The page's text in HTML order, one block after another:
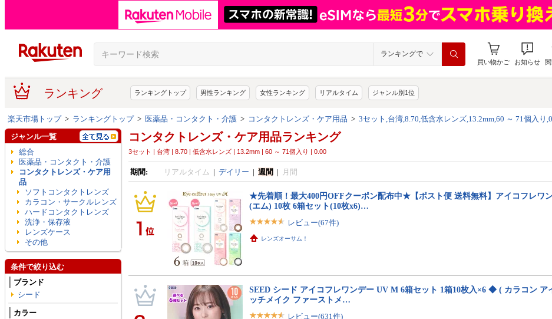
ランキングで
買い物かご お知らせ
ランキング ランキングトップ 男性ランキング 女性ランキング リアルタイム ジャンル別1位
楽天市場トップ> ランキングトップ> 医薬品・コンタクト・介護 > コンタクトレンズ・ケア用品 > 3セット,台湾,8.70,低含水レンズ,13.2mm,60 ～ 71個入り
コンタクトレンズ・ケア用品ランキング
3セット | 台湾 | 8.70 | 低含水レンズ | 13.2mm | 60 ～ 71個入り | 0.00
期間: リアルタイム | デイリー | 週間 | 月間
★先着順！最大400円OFFクーポン配布中★【ポスト便 送料無料】アイコフレワ
(エム) 10枚 6箱セット(10枚x6)…
レビュー(67件)
レンズオーサム！
SEED シード アイコフレワンデー UV M 6箱セット 1箱10枚入×6 ◆ ( カラコン ア
ッチメイク ファーストメ…
レビュー(631件)
ジャンル一覧
総合
医薬品・コンタクト・介護
コンタクトレンズ・ケア用
品
ソフトコンタクトレンズ
カラコン・サークルレンズ
ハードコンタクトレンズ
洗浄・保存液
レンズケース
その他
条件で絞り込む
ブランド
シード
カラー